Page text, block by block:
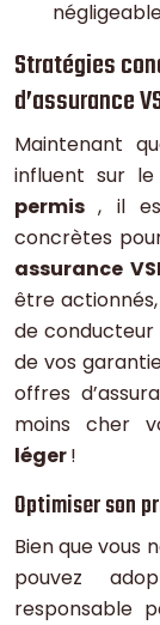
Stratégies
d’assurance
Maintenant
influent sur
permis, il
concrètes
assurance
être
de conducteur
de vos
offres
moins cher
léger!
Optimiser son
Bien que vous
pouvez
responsable